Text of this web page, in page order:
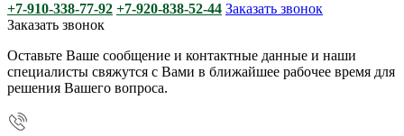
+7-910-338-77-92 +7-920-838-52-44 Заказать звонок
Заказать звонок
Оставьте Ваше сообщение и контактные данные и наши
специалисты свяжутся с Вами в ближайшее рабочее время для
решения Вашего вопроса.